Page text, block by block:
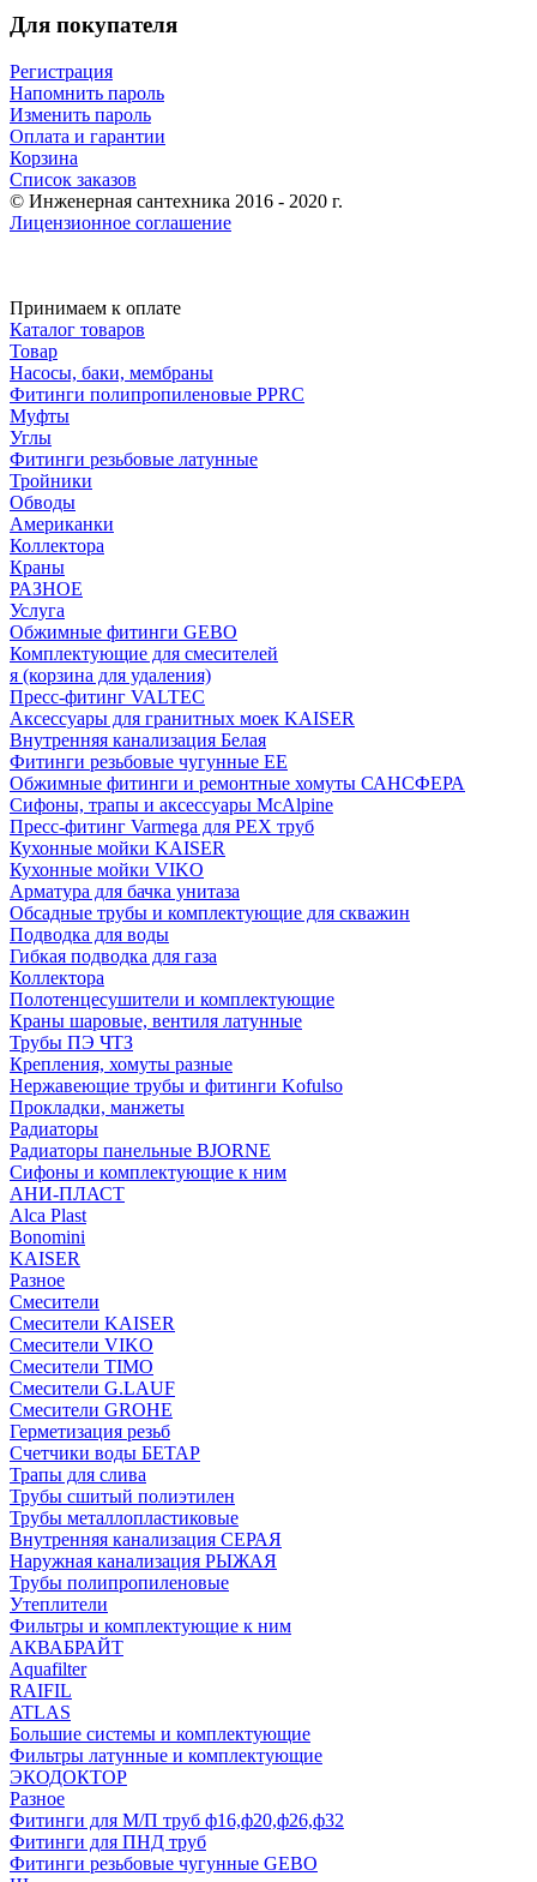
Для покупателя
Регистрация
Напомнить пароль
Изменить пароль
Оплата и гарантии
Корзина
Список заказов
© Инженерная сантехника 2016 - 2020 г.
Лицензионное соглашение
Принимаем к оплате
Каталог товаров
Товар
Насосы, баки, мембраны
Фитинги полипропиленовые PPRC
Муфты
Углы
Фитинги резьбовые латунные
Тройники
Обводы
Американки
Коллектора
Краны
РАЗНОЕ
Услуга
Обжимные фитинги GEBO
Комплектующие для смесителей
я (корзина для удаления)
Пресс-фитинг VALTEC
Аксессуары для гранитных моек KAISER
Внутренняя канализация Белая
Фитинги резьбовые чугунные EE
Обжимные фитинги и ремонтные хомуты САНСФЕРА
Сифоны, трапы и аксессуары McAlpine
Пресс-фитинг Varmega для PEX труб
Кухонные мойки KAISER
Кухонные мойки VIKO
Арматура для бачка унитаза
Обсадные трубы и комплектующие для скважин
Подводка для воды
Гибкая подводка для газа
Коллектора
Полотенцесушители и комплектующие
Краны шаровые, вентиля латунные
Трубы ПЭ ЧТЗ
Крепления, хомуты разные
Нержавеющие трубы и фитинги Kofulso
Прокладки, манжеты
Радиаторы
Радиаторы панельные BJORNE
Сифоны и комплектующие к ним
АНИ-ПЛАСТ
Alca Plast
Bonomini
KAISER
Разное
Смесители
Смесители KAISER
Смесители VIKO
Смесители TIMO
Смесители G.LAUF
Смесители GROHE
Герметизация резьб
Счетчики воды БЕТАР
Трапы для слива
Трубы сшитый полиэтилен
Трубы металлопластиковые
Внутренняя канализация СЕРАЯ
Наружная канализация РЫЖАЯ
Трубы полипропиленовые
Утеплители
Фильтры и комплектующие к ним
АКВАБРАЙТ
Aquafilter
RAIFIL
ATLAS
Большие системы и комплектующие
Фильтры латунные и комплектующие
ЭКОДОКТОР
Разное
Фитинги для М/П труб ф16,ф20,ф26,ф32
Фитинги для ПНД труб
Фитинги резьбовые чугунные GEBO